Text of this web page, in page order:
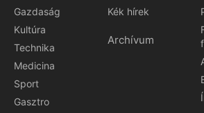
Gazdaság
Kultúra
Technika
Medicina
Sport
Gasztro
Kék hírek
Archívum